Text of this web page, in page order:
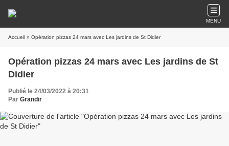
MENU
Accueil » Opération pizzas 24 mars avec Les jardins de St Didier
Opération pizzas 24 mars avec Les jardins de St
Didier
Publié le 24/03/2022 à 20:31
Par Grandir